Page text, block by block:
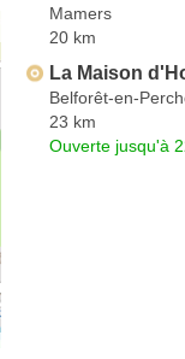
Mamers
20 km
La Maison
Belforêt-en-
23 km
Ouverte jusqu'à